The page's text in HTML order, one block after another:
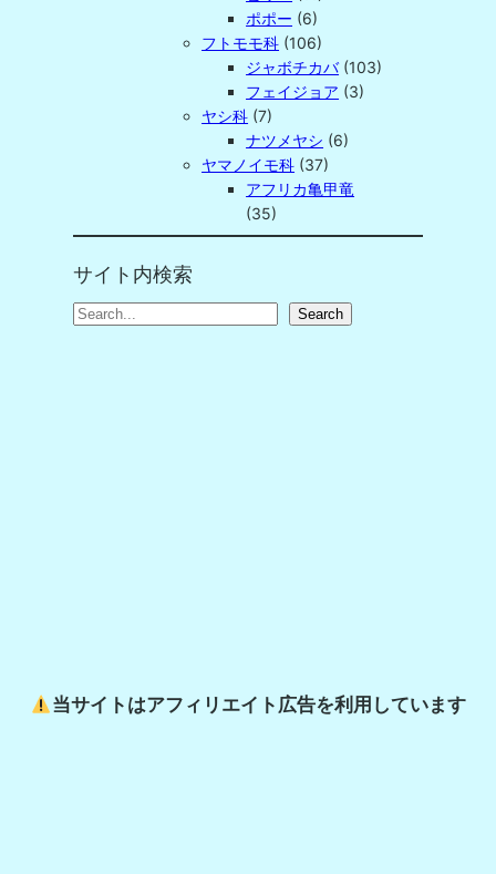
ポポー (6)
フトモモ科 (106)
ジャボチカバ(103)
フェイジョア (3)
ヤシ科 (7)
ナツメヤシ (6)
ヤマノイモ科 (37)
アフリカ亀甲竜
(35)
サイト内検索
S
Search
当サイトはアフィリエイト広告を利用しています